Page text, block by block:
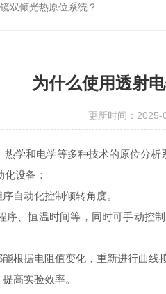
双倾光热原位系统？
为什么使用透射
更新时间：
学和电学等多种技术的原位分
设备：
自动化控制倾转角度。
恒温时间等，同时可手动控
据电阻值变化，重新进行曲线
高实验效率。